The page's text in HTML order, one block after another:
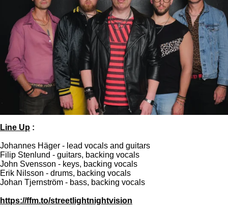
Line Up :
Johannes Häger - lead vocals and guitars
Filip Stenlund - guitars, backing vocals
John Svensson - keys, backing vocals
Erik Nilsson - drums, backing vocals
Johan Tjernström - bass, backing vocals
https://ffm.to/streetlightnightvision